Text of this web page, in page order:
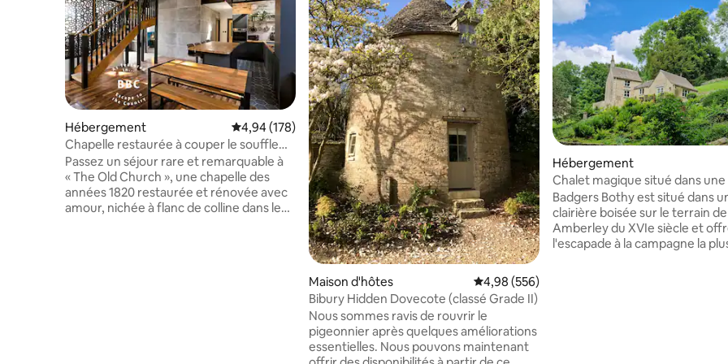
Hébergement Évaluation moyenne sur la base de 178 commentaires : 4,94 sur 5
4,94 (178)
Chapelle restaurée à couper le souffle
dans les Cotswolds avec vue sur la vallée
Passez un séjour rare et remarquable à
« The Old Church », une chapelle des
années 1820 restaurée et rénovée avec
amour, nichée à flanc de colline dans le
Maison d'hôtes Évaluation moyenne sur la base de 556
4,98 (556)
Bibury Hidden Dovecote (classé Grade II)
Nous sommes ravis de rouvrir le
pigeonnier après quelques améliorations
essentielles. Nous pouvons maintenant
Hébergement
Chalet magique situé dans
boisée
Badgers Bothy est situé dans
clairière boisée sur le terrain
Amberley du XVIe siècle et
l'escapade à la campagne la